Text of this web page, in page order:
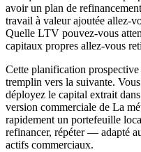
avoir un plan de
travail à valeur ajoutée allez-
Quelle LTV pouvez-vous
capitaux propres allez-vous
Cette planification
tremplin vers la suivante.
déployez le capital extrait
version commerciale de La
rapidement un portefeuille
refinancer, répéter — adapté
actifs commerciaux.